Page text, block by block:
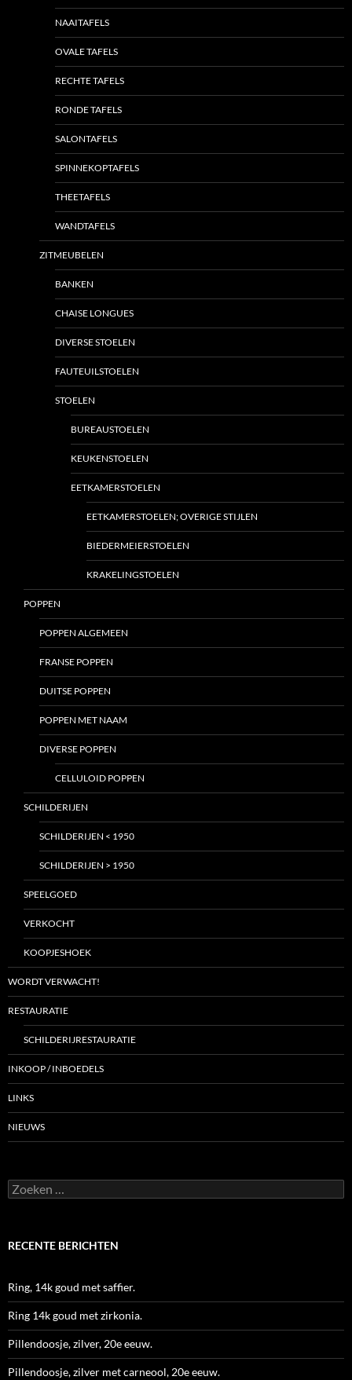
NAAITAFELS
OVALE TAFELS
RECHTE TAFELS
RONDE TAFELS
SALONTAFELS
SPINNEKOPTAFELS
THEETAFELS
WANDTAFELS
ZITMEUBELEN
BANKEN
CHAISE LONGUES
DIVERSE STOELEN
FAUTEUILSTOELEN
STOELEN
BUREAUSTOELEN
KEUKENSTOELEN
EETKAMERSTOELEN
EETKAMERSTOELEN; OVERIGE STIJLEN
BIEDERMEIERSTOELEN
KRAKELINGSTOELEN
POPPEN
POPPEN ALGEMEEN
FRANSE POPPEN
DUITSE POPPEN
POPPEN MET NAAM
DIVERSE POPPEN
CELLULOID POPPEN
SCHILDERIJEN
SCHILDERIJEN < 1950
SCHILDERIJEN > 1950
SPEELGOED
VERKOCHT
KOOPJESHOEK
WORDT VERWACHT!
RESTAURATIE
SCHILDERIJRESTAURATIE
INKOOP / INBOEDELS
LINKS
NIEUWS
Zoeken
naar:
RECENTE BERICHTEN
Ring, 14k goud met saffier.
Ring 14k goud met zirkonia.
Pillendoosje, zilver, 20e eeuw.
Pillendoosje, zilver met carneool, 20e eeuw.